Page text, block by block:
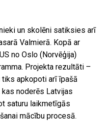
un skolēni satiksies arī
Valmierā. Kopā ar
no Oslo (Norvēģija)
Projekta rezultāti –
apkopoti arī īpašā
noderēs Latvijas
saturu laikmetīgās
mācību procesā.